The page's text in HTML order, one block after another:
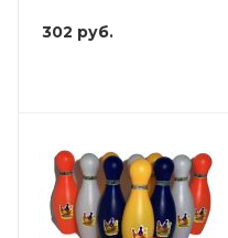
302 руб.